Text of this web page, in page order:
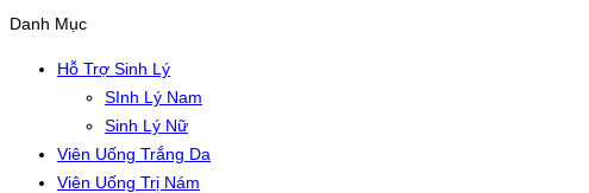
Danh Mục
Hỗ Trợ Sinh Lý
SInh Lý Nam
Sinh Lý Nữ
Viên Uống Trắng Da
Viên Uống Trị Nám